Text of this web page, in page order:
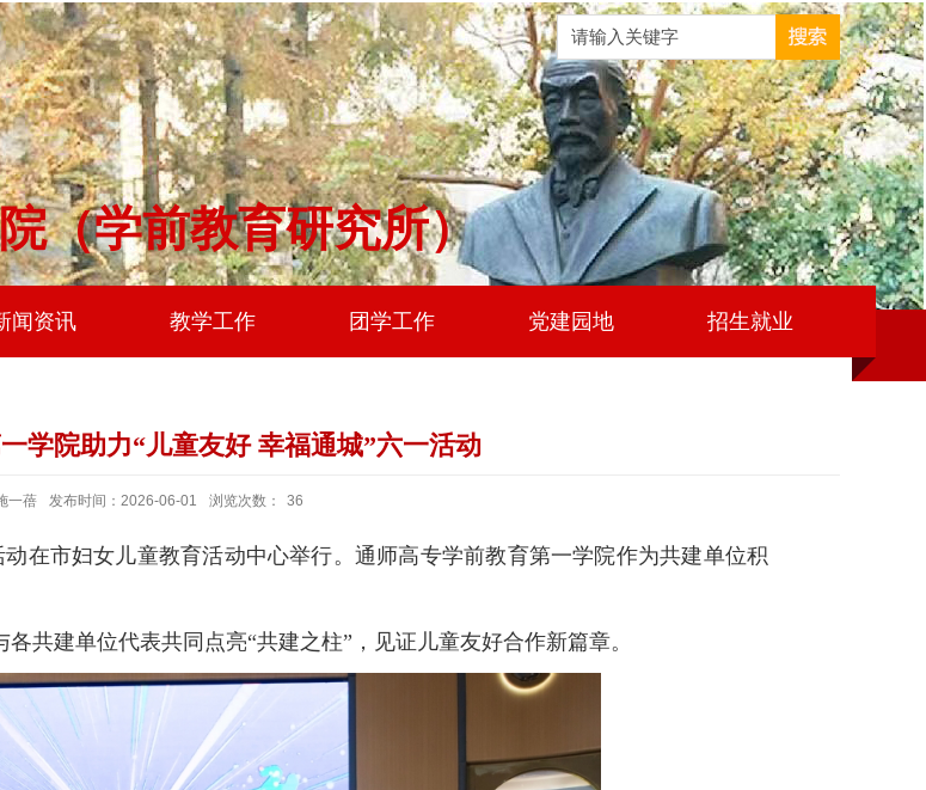
（学前教育研究所）
闻资讯 教学工作 团学工作 党建园地 招生就业
学院助力“儿童友好 幸福通城”六一活动
一蓓 发布时间：2026-06-01 浏览次数： 36
在市妇女儿童教育活动中心举行。通师高专学前教育第一学院作为共建单位积
共建单位代表共同点亮“共建之柱”，见证儿童友好合作新篇章。